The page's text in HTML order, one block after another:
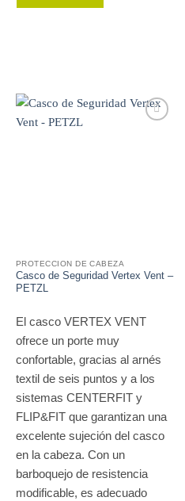
PROTECCION DE CABEZA
Casco de Seguridad Vertex Vent –
PETZL
El casco VERTEX VENT
ofrece un porte muy
confortable, gracias al arnés
textil de seis puntos y a los
sistemas CENTERFIT y
FLIP&FIT que garantizan una
excelente sujeción del casco
en la cabeza. Con un
barboquejo de resistencia
modificable, es adecuado